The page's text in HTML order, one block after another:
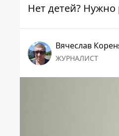
Нет детей? Нужно
Вячеслав
ЖУРНАЛИСТ